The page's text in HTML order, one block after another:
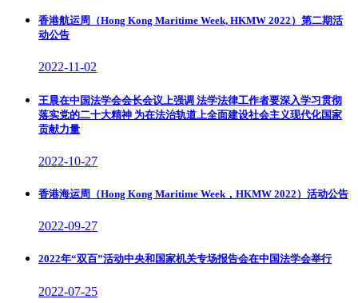
香港航运周（Hong Kong Maritime Week, HKMW 2022）第二期活
动公告
2022-11-02
王晨在中国法学会会长会议上强调 法学法律工作者要深入学习贯彻
落实党的二十大精神 为在法治轨道上全面建设社会主义现代化国家
贡献力量
2022-10-27
香港海运周（Hong Kong Maritime Week，HKMW 2022）活动公告
2022-09-27
2022年“双百”活动中央和国家机关专场报告会在中国法学会举行
2022-07-25